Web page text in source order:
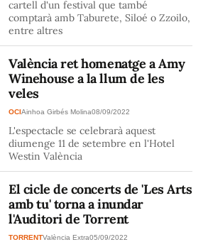
cartell d'un festival que també
comptarà amb Taburete, Siloé o Zzoilo,
entre altres
València ret homenatge a Amy
Winehouse a la llum de les
veles
OCIAinhoa Girbés Molina08/09/2022
L'espectacle se celebrarà aquest
diumenge 11 de setembre en l'Hotel
Westin València
El cicle de concerts de 'Les Arts
amb tu' torna a inundar
l'Auditori de Torrent
TORRENTValència Extra05/09/2022